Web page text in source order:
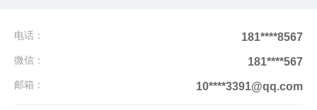
电话： 181****8567
微信： 181****567
邮箱： 10****3391@qq.com